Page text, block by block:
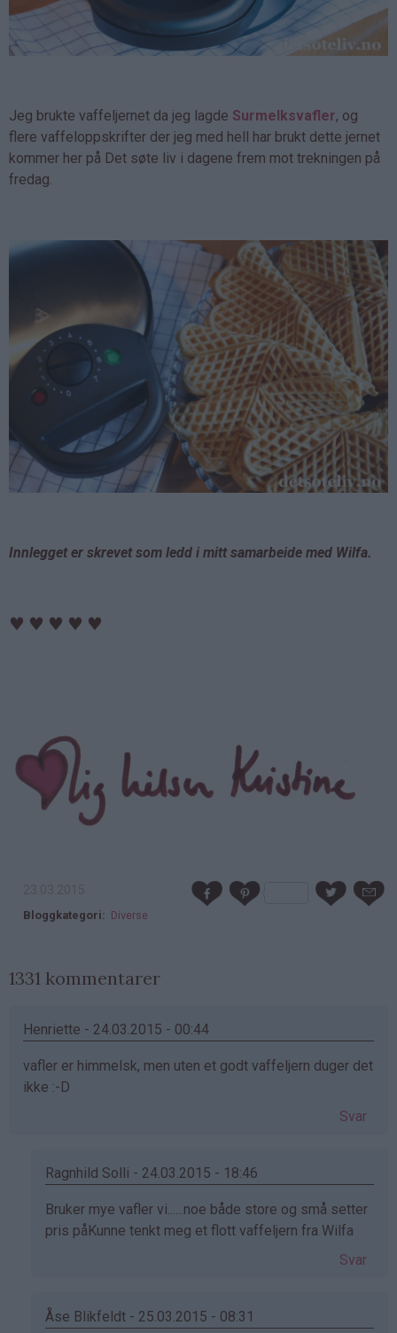
Jeg brukte vaffeljernet da jeg lagde Surmelksvafler, og
flere vaffeloppskrifter der jeg med hell har brukt dette jernet
kommer her på Det søte liv i dagene frem mot trekningen på
fredag.
Innlegget er skrevet som ledd i mitt samarbeide med Wilfa.
♥ ♥ ♥ ♥ ♥
Bloggkategori Diverse
1331 kommentarer
Henriette - 24.03.2015 - 00:44
vafler er himmelsk, men uten et godt vaffeljern duger det
ikke :-D
Svar
Ragnhild Solli - 24.03.2015 - 18:46
Som
svar
(ikke
Bruker mye vafler vi......noe både store og små setter
pris påKunne tenkt meg et flott vaffeljern fra Wilfa
Svar
Åse Blikfeldt - 25.03.2015 - 08:31